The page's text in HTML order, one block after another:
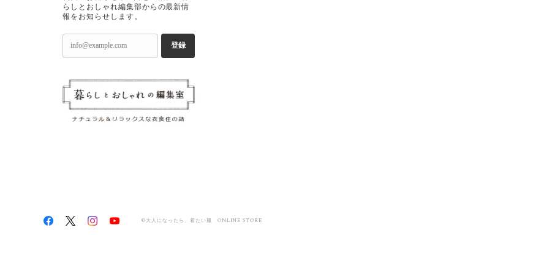
らしとおしゃれ編集部からの最新情
報をお知らせします。
登録
©大人になったら、着たい服 ONLINE STORE